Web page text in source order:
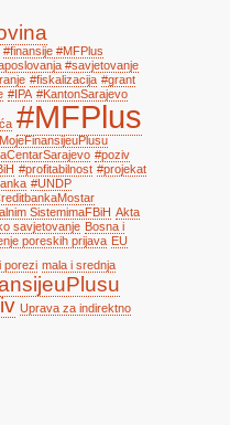
#finansije #MFPlus
#savjetovanje
#fiskalizacija #grant
#IPA #KantonSarajevo
#MFPlus
#poziv
#profitabilnost #projekat
#UNDP
SistemimaFBiH Akta
savjetovanje Bosna i
poreskih prijava EU
porezi mala i srednja
Uprava za indirektno